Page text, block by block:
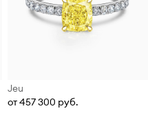
Jeu
от 457 300 руб.